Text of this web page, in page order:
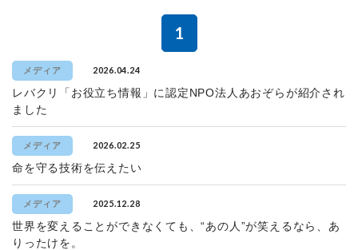
1
メディア 2026.04.24
レバクリ「お役立ち情報」に認定NPO法人あおぞらが紹介され
ました
メディア 2026.02.25
命を守る技術を伝えたい
メディア 2025.12.28
世界を変えることができなくても、“あの人”が笑えるなら、あ
りったけを。